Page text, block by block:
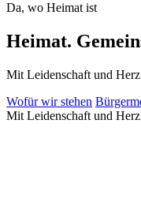
Da, wo Heimat ist
Heimat.
Mit Leidenschaft und
Wofür wir stehen
Mit Leidenschaft und Herz